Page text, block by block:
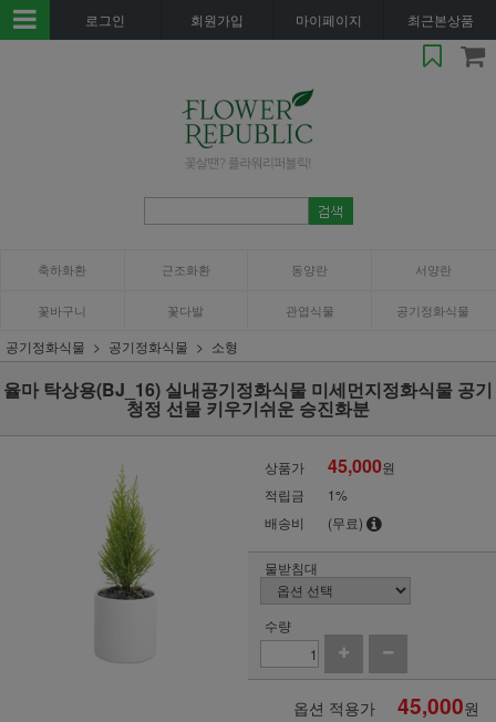
로그인 회원가입 마이페이지 최근본상품
축하화환 근조화환 동양란 서양란
꽃바구니 꽃다발 관엽식물 공기정화식물
공기정화식물 공기정화식물 소형
율마 탁상용(BJ_16) 실내공기정화식물 미세먼지정화식물 공기
청정 선물 키우기쉬운 승진화분
상품가 45,000원
적립금
1%
배송비
(무료)
물받침대
수량
옵션 적용가 45,000원